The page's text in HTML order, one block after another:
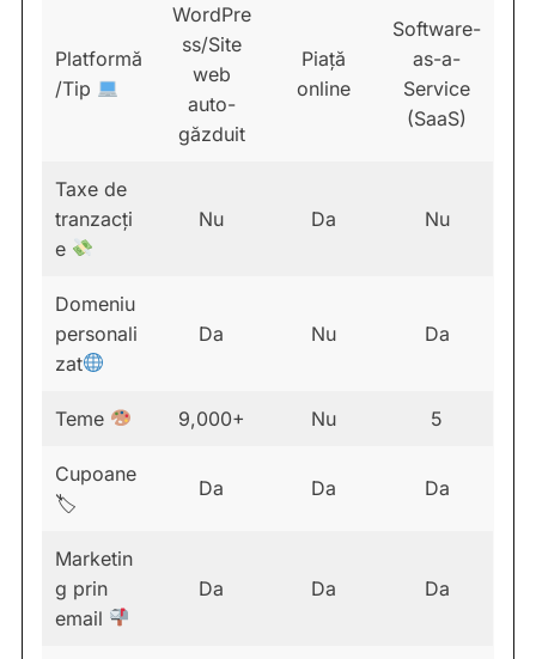
Platformă
/Tip
WordPre
ss/Site
web
auto-
găzduit
Piață
online
Software-
as-a-
Service
(SaaS)
Taxe de
tranzacți
e
Nu Da Nu
Domeniu
personali
zat
Da Nu Da
Teme 9,000+ Nu 5
Cupoane
🏷
Da Da Da
Marketin
g prin
email
Da Da Da